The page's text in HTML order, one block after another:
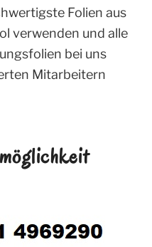
Folien aus
verwenden und alle
bei uns
Mitarbeitern